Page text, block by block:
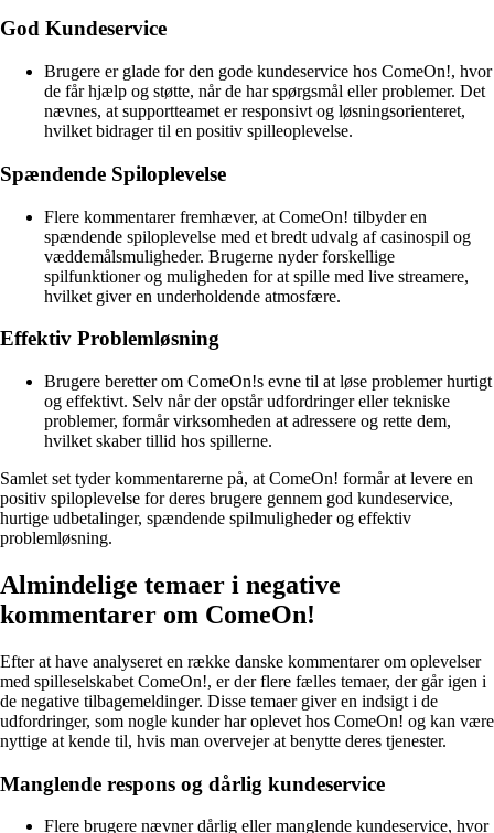
God Kundeservice
Brugere er glade for den gode kundeservice hos ComeOn!, hvor
de får hjælp og støtte, når de har spørgsmål eller problemer. Det
nævnes, at supportteamet er responsivt og løsningsorienteret,
hvilket bidrager til en positiv spilleoplevelse.
Spændende Spiloplevelse
Flere kommentarer fremhæver, at ComeOn! tilbyder en
spændende spiloplevelse med et bredt udvalg af casinospil og
væddemålsmuligheder. Brugerne nyder forskellige
spilfunktioner og muligheden for at spille med live streamere,
hvilket giver en underholdende atmosfære.
Effektiv Problemløsning
Brugere beretter om ComeOn!s evne til at løse problemer hurtigt
og effektivt. Selv når der opstår udfordringer eller tekniske
problemer, formår virksomheden at adressere og rette dem,
hvilket skaber tillid hos spillerne.
Samlet set tyder kommentarerne på, at ComeOn! formår at levere en
positiv spiloplevelse for deres brugere gennem god kundeservice,
hurtige udbetalinger, spændende spilmuligheder og effektiv
problemløsning.
Almindelige temaer i negative
kommentarer om ComeOn!
Efter at have analyseret en række danske kommentarer om oplevelser
med spilleselskabet ComeOn!, er der flere fælles temaer, der går igen i
de negative tilbagemeldinger. Disse temaer giver en indsigt i de
udfordringer, som nogle kunder har oplevet hos ComeOn! og kan være
nyttige at kende til, hvis man overvejer at benytte deres tjenester.
Manglende respons og dårlig kundeservice
Flere brugere nævner dårlig eller manglende kundeservice, hvor